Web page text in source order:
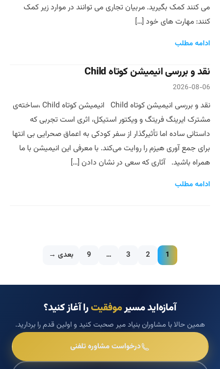
می کنند کمک بگیرید. مربیان تجاری می توانند در موارد زیر کمک
کنند: مهارت های خود […]
ادامه مطلب
نقد و بررسی انیمیشن کوتاه Child
2026-08-06
نقد و بررسی انیمیشن کوتاه Child انیمیشن کوتاه Child ،ساخته‌ی
مشترک ایرینگ فریتگ و ویکتور استیکل، اثری است تجربی که
داستانی ساده اما تأثیرگذار از سفر کودکی به اعماق صحرایی بی انتها
برای جمع آوری هیزم را روایت می‌کند. با معرفی این انیمیشن با ما
همراه باشید. آثاری که سعی در نشان دادن […]
ادامه مطلب
1
2
3
…
9 بعدی →
آمازه‌اید مسیرموفقیترا آغاز کنید؟
همین حالا با مشاوران بنیاد میر صحبت کنید و اولین قدم را بردارید.
درخواست مشاوره تلفنی